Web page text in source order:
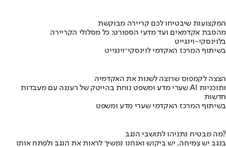
המקצועות שיבטיחו לכם קריירה מבוקשת
מהסבת אקדמאים ועד מדעי הספורט: כל מסלולי הקריירה
בלוינסקי-וינגייט
בשיתוף המרכז האקדמי לוינסקי־וינגייט
הצצה לקמפוס שרוצה לשנות את האקדמיה
שערי מדע ומשפט נוחת בהייטק של רעננה עם מעבדות AI ותוכניות
חדשות
בשיתוף המרכז האקדמי שערי מדע ומשפט
מה מבטיח נתניהו לתושבי הנגב?
בנגב יש צמיחה, יש ביקוש ואנחנו נמשיך לראות את הנגב ולפתח אותו